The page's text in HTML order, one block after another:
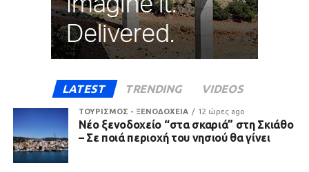
LATEST TRENDING VIDEOS
ΤΟΥΡΙΣΜΟΣ - ΞΕΝΟΔΟΧΕΙΑ 12 ώρες ago
Νέο ξενοδοχείο “στα σκαριά” στη Σκιάθο
– Σε ποιά περιοχή του νησιού θα γίνει